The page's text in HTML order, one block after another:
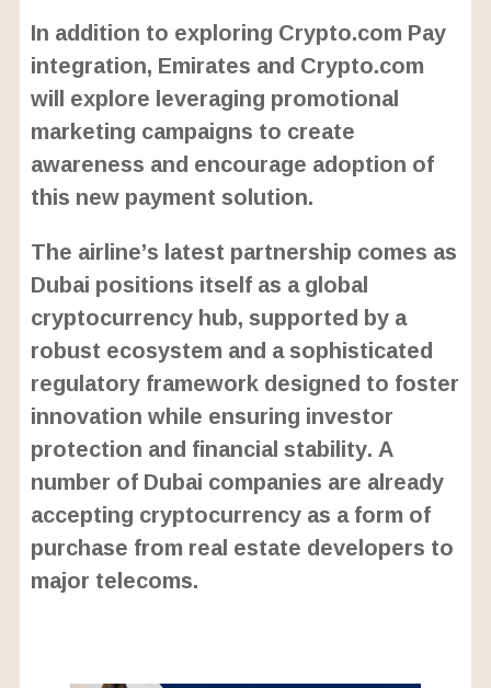
In addition to exploring Crypto.com Pay
integration, Emirates and Crypto.com
will explore leveraging promotional
marketing campaigns to create
awareness and encourage adoption of
this new payment solution.
The airline’s latest partnership comes as
Dubai positions itself as a global
cryptocurrency hub, supported by a
robust ecosystem and a sophisticated
regulatory framework designed to foster
innovation while ensuring investor
protection and financial stability. A
number of Dubai companies are already
accepting cryptocurrency as a form of
purchase from real estate developers to
major telecoms.